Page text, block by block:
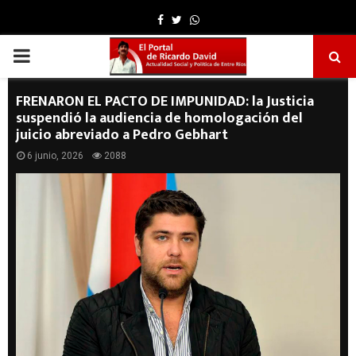
Facebook
TwitterWhatsapp
PRIMARY
MENU
FRENARON EL PACTO DE IMPUNIDAD: la Justicia
suspendió la audiencia de homologación del
juicio abreviado a Pedro Gebhart
6 junio, 2026 2088